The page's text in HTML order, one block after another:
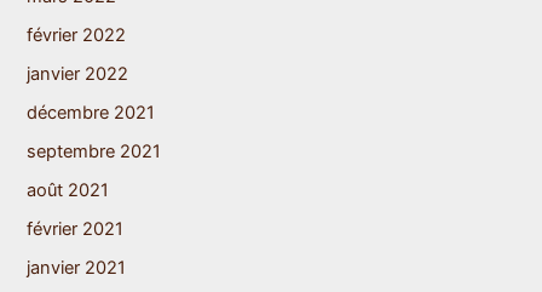
février 2022
janvier 2022
décembre 2021
septembre 2021
août 2021
février 2021
janvier 2021